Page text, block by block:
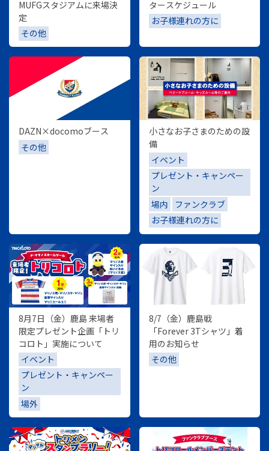
MUFGスタジアムに来場決
定
その他
タースケジュール
お子様連れの方に
DAZN×docomoブース
その他
小さなお子さまのための設
備
イベント
プレゼント・キャンペー
ン
場内
ファンクラブ
お子様連れの方に
8月7日（金）鹿島 来場者
限定プレゼント企画「トリ
コロト」実施について
イベント
プレゼント・キャンペー
ン
場外
8/7（金）鹿島戦
「Forever 3Tシャツ」着
用のお知らせ
その他